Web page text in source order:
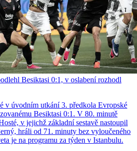
Besiktasi 0:1, v oslabení rozhodl
v úvodním utkání 3. předkola Evropské
Besiktasi 0:1. V 80. minutě
v jejichž základní sestavě nastoupil
hráli od 71. minuty bez vyloučeného
je na programu za týden v Istanbulu.